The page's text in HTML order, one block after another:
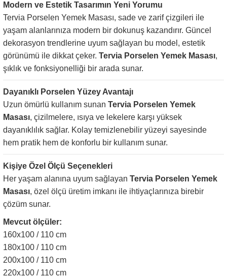
Modern ve Estetik Tasarımın Yeni Yorumu
Tervia Porselen Yemek Masası, sade ve zarif çizgileri ile
yaşam alanlarınıza modern bir dokunuş kazandırır. Güncel
dekorasyon trendlerine uyum sağlayan bu model, estetik
görünümü ile dikkat çeker. Tervia Porselen Yemek Masası,
şıklık ve fonksiyonelliği bir arada sunar.
Dayanıklı Porselen Yüzey Avantajı
Uzun ömürlü kullanım sunan Tervia Porselen Yemek
Masası, çizilmelere, ısıya ve lekelere karşı yüksek
dayanıklılık sağlar. Kolay temizlenebilir yüzeyi sayesinde
hem pratik hem de konforlu bir kullanım sunar.
Kişiye Özel Ölçü Seçenekleri
Her yaşam alanına uyum sağlayan Tervia Porselen Yemek
Masası, özel ölçü üretim imkanı ile ihtiyaçlarınıza birebir
çözüm sunar.
Mevcut ölçüler:
160x100 / 110 cm
180x100 / 110 cm
200x100 / 110 cm
220x100 / 110 cm